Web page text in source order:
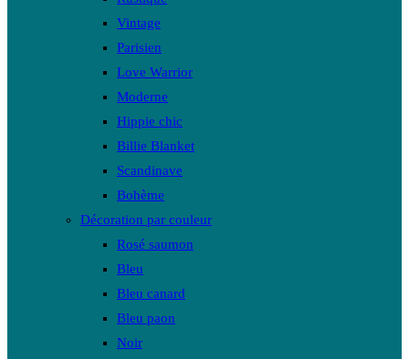
Vintage
Parisien
Love Warrior
Moderne
Hippie chic
Billie Blanket
Scandinave
Bohème
Décoration par couleur
Rosé saumon
Bleu
Bleu canard
Bleu paon
Noir